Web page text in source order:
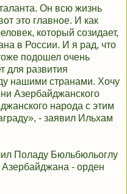
Он всю жизнь
это главное. И как
который созидает,
в России. И я рад, что
подошел очень
для развития
нашими странами. Хочу
Азербайджанского
народа с этим
- заявил Ильхам
Поладу Бюльбюльоглу
- орден